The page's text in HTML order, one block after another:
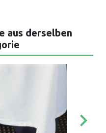
aus derselben
keyboard_arrow_right